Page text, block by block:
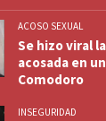
ACOSO SEXUAL
Se hizo viral
acosada en
Comodoro
INSEGURIDAD